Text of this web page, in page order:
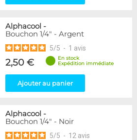
Alphacool -
Bouchon 1/4" - Argent
5/5 - 1 avis
2,50 €
En stock
Expédition immédiate
Ajouter au panier
Alphacool -
Bouchon 1/4" - Noir
5/5 - 12 avis